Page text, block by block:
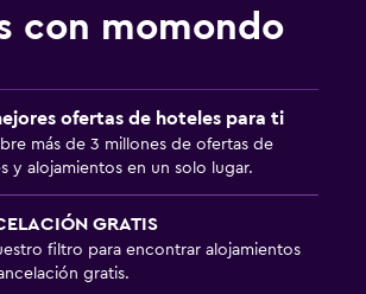
con momondo
ofertas de hoteles para ti
más de 3 millones de ofertas de
y alojamientos en un solo lugar.
GRATIS
filtro para encontrar alojamientos
gratis.